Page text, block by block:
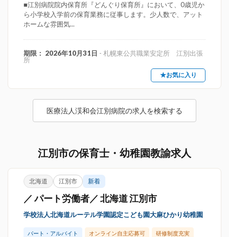
■江別病院院内保育所『どんぐり保育所』において、0歳児か
ら小学校入学前の保育業務に従事します。少人数で、アット
ホームな雰囲気...
期限： 2026年10月31日 - 札幌東公共職業安定所 江別出張
所
★お気に入り
医療法人渓和会江別病院の求人を検索する
江別市の保育士・幼稚園教諭求人
北海道 江別市 新着
／ パート労働者／ 北海道 江別市
学校法人北海道ルーテル学園認定こども園大麻ひかり幼稚園
パート・アルバイト オンライン自主応募可 研修制度充実